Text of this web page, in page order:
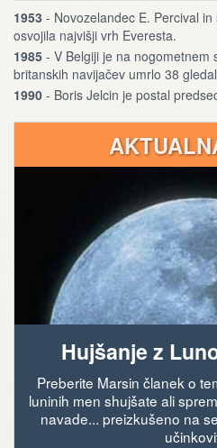
1953 - Novozelandec E. Percival
osvojila najvišji vrh Everesta.
1985 - V Belgiji je na nogometnem
britanskih navijačev umrlo 38
1990 - Boris Jelcin je postal
Hujšanje z
Preberite Marsin članek o
luninih men shujšate ali
navade... preizkušeno na